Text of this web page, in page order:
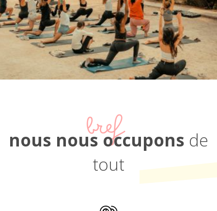
nous nous occupons de
tout
bref